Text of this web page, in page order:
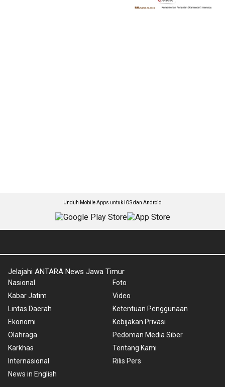
Unduh Mobile Apps untuk iOS dan Android
Jelajahi ANTARA News Jawa Timur
Nasional
Kabar Jatim
Lintas Daerah
Ekonomi
Olahraga
Karkhas
Internasional
News in English
Foto
Video
Ketentuan Penggunaan
Kebijakan Privasi
Pedoman Media Siber
Tentang Kami
Rilis Pers